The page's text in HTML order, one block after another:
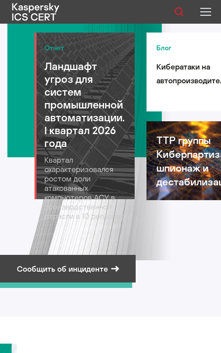
Публикации
Услуги
Уязвимости
Статистика
Русский
Отчет
Ландшафт
угроз для
систем
промышленной
автоматизации.
I квартал 2026
года
Квартал
охарактеризовался
ростом доли
атакованных
компьютеров АСУ в
производственной
отрасли в 10 регионах
Блог
Кибератаки на
компании: риски
автомобильной
индустрии в 2026
году
TTP группы
шпионаж и
Сообщить об инциденте
Подписаться на рассылку